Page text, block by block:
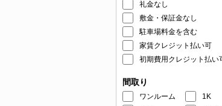
礼金なし
敷金・保証金なし
駐車場料金を含む
家賃クレジット払い可
初期費用クレジット払い
間取り
ワンルーム
1K